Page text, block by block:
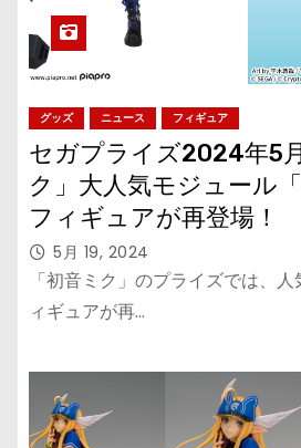
グッズ ニュース フィギュア
セガプライズ2024年5
ク」大人気モジュール
フィギュアが再登場！
5月 19, 2024
「初音ミク」のプライズでは、
ィギュアが再…